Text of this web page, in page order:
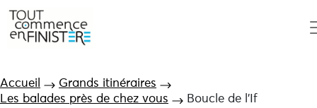
Accueil
Grands itinéraires
Les balades près de chez vous
Boucle de l’If